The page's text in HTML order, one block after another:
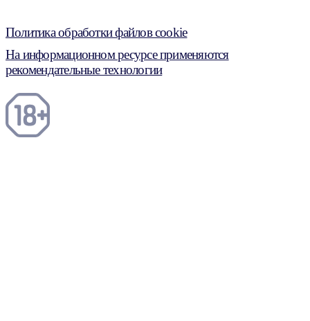
Политика обработки файлов cookie
На информационном ресурсе применяются
рекомендательные технологии